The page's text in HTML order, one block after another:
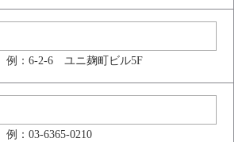
例：6-2-6 ユニ麹町ビル5F
例：03-6365-0210